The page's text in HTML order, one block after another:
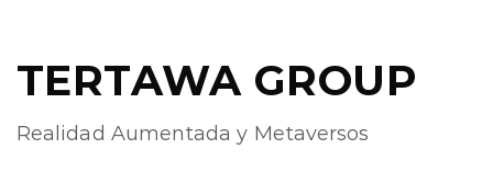
TERTAWA GROUP
Realidad Aumentada y Metaversos